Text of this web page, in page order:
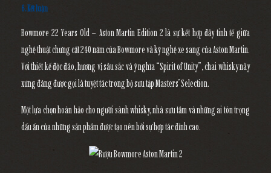
6. Kết luận
Bowmore 22 Years Old – Aston Martin Edition 2 là sự kết hợp đầy tinh tế giữa
nghệ thuật chưng cất 240 năm của Bowmore và kỹ nghệ xe sang của Aston Martin.
Với thiết kế độc đáo, hương vị sâu sắc và ý nghĩa “Spirit of Unity”, chai whisky này
xứng đáng được gọi là tuyệt tác trong bộ sưu tập Masters’ Selection.
Một lựa chọn hoàn hảo cho người sành whisky, nhà sưu tầm và những ai tôn trọng
dấu ấn của những sản phẩm được tạo nên bởi sự hợp tác đỉnh cao.